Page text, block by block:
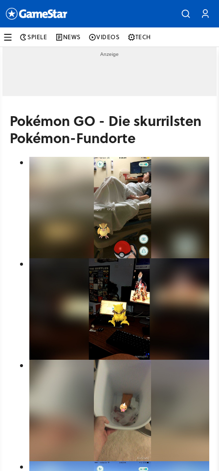
SPIELE NEWS VIDEOS TECH
Pokémon GO - Die skurrilsten
Pokémon-Fundorte